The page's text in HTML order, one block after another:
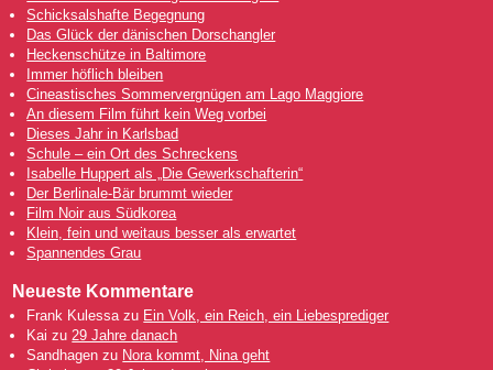
Schicksalshafte Begegnung
Das Glück der dänischen Dorschangler
Heckenschütze in Baltimore
Immer höflich bleiben
Cineastisches Sommervergnügen am Lago Maggiore
An diesem Film führt kein Weg vorbei
Dieses Jahr in Karlsbad
Schule – ein Ort des Schreckens
Isabelle Huppert als „Die Gewerkschafterin“
Der Berlinale-Bär brummt wieder
Film Noir aus Südkorea
Klein, fein und weitaus besser als erwartet
Spannendes Grau
Neueste Kommentare
Frank Kulessa zu Ein Volk, ein Reich, ein Liebesprediger
Kai zu 29 Jahre danach
Sandhagen zu Nora kommt, Nina geht